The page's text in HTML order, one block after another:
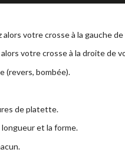
votre crosse à la gauche de
votre crosse à la droite de
(revers, bombée).
de platette.
et la forme.